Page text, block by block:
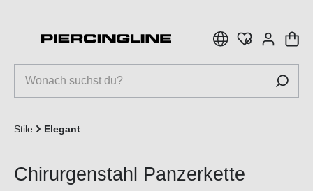
Stile Elegant
Chirurgenstahl Panzerkette